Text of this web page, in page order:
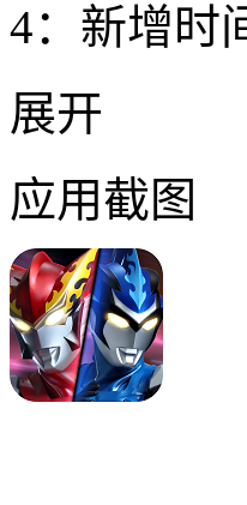
4：新增时
展开
应用截图